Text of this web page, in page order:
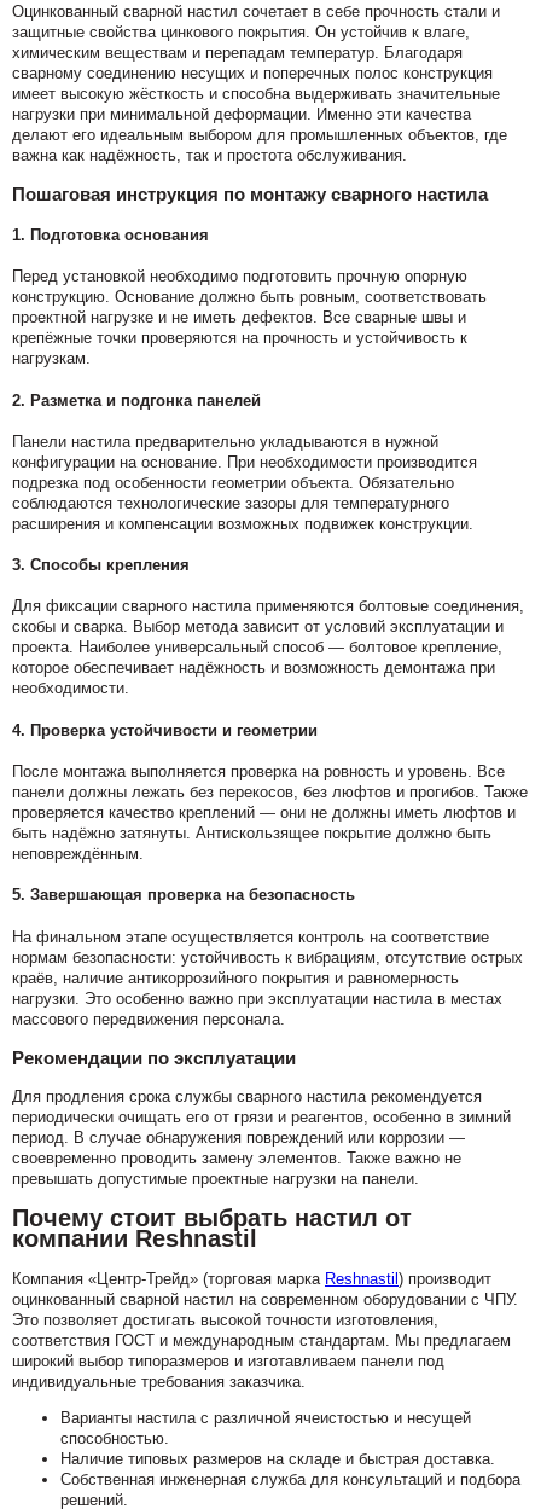
Оцинкованный сварной настил сочетает в себе прочность стали и
защитные свойства цинкового покрытия. Он устойчив к влаге,
химическим веществам и перепадам температур. Благодаря
сварному соединению несущих и поперечных полос конструкция
имеет высокую жёсткость и способна выдерживать значительные
нагрузки при минимальной деформации. Именно эти качества
делают его идеальным выбором для промышленных объектов, где
важна как надёжность, так и простота обслуживания.
Пошаговая инструкция по монтажу сварного настила
1. Подготовка основания
Перед установкой необходимо подготовить прочную опорную
конструкцию. Основание должно быть ровным, соответствовать
проектной нагрузке и не иметь дефектов. Все сварные швы и
крепёжные точки проверяются на прочность и устойчивость к
нагрузкам.
2. Разметка и подгонка панелей
Панели настила предварительно укладываются в нужной
конфигурации на основание. При необходимости производится
подрезка под особенности геометрии объекта. Обязательно
соблюдаются технологические зазоры для температурного
расширения и компенсации возможных подвижек конструкции.
3. Способы крепления
Для фиксации сварного настила применяются болтовые соединения,
скобы и сварка. Выбор метода зависит от условий эксплуатации и
проекта. Наиболее универсальный способ — болтовое крепление,
которое обеспечивает надёжность и возможность демонтажа при
необходимости.
4. Проверка устойчивости и геометрии
После монтажа выполняется проверка на ровность и уровень. Все
панели должны лежать без перекосов, без люфтов и прогибов. Также
проверяется качество креплений — они не должны иметь люфтов и
быть надёжно затянуты. Антискользящее покрытие должно быть
неповреждённым.
5. Завершающая проверка на безопасность
На финальном этапе осуществляется контроль на соответствие
нормам безопасности: устойчивость к вибрациям, отсутствие острых
краёв, наличие антикоррозийного покрытия и равномерность
нагрузки. Это особенно важно при эксплуатации настила в местах
массового передвижения персонала.
Рекомендации по эксплуатации
Для продления срока службы сварного настила рекомендуется
периодически очищать его от грязи и реагентов, особенно в зимний
период. В случае обнаружения повреждений или коррозии —
своевременно проводить замену элементов. Также важно не
превышать допустимые проектные нагрузки на панели.
Почему стоит выбрать настил от
компании Reshnastil
Компания «Центр-Трейд» (торговая марка Reshnastil ) производит
оцинкованный сварной настил на современном оборудовании с ЧПУ.
Это позволяет достигать высокой точности изготовления,
соответствия ГОСТ и международным стандартам. Мы предлагаем
широкий выбор типоразмеров и изготавливаем панели под
индивидуальные требования заказчика.
Варианты настила с различной ячеистостью и несущей
способностью.
Наличие типовых размеров на складе и быстрая доставка.
Собственная инженерная служба для консультаций и подбора
решений.